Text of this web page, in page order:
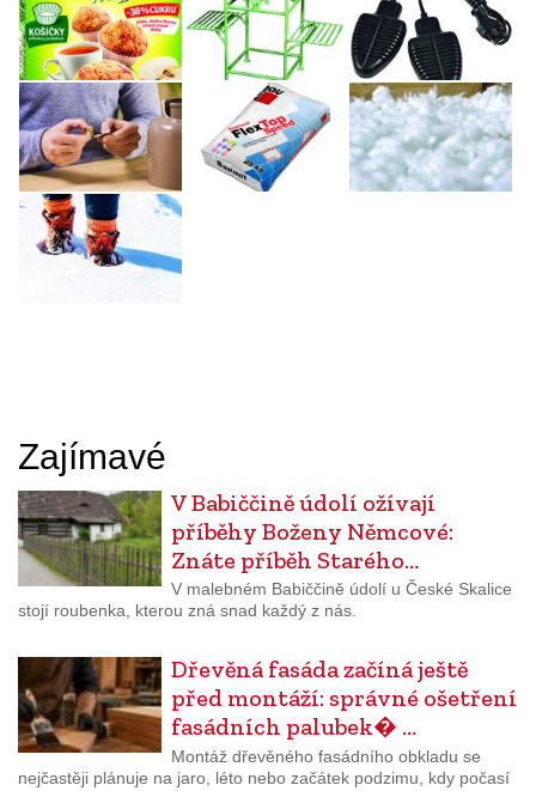
Zajímavé
V Babiččině údolí ožívají
příběhy Boženy Němcové:
Znáte příběh Starého…
V malebném Babiččině údolí u České Skalice
stojí roubenka, kterou zná snad každý z nás.
Dřevěná fasáda začíná ještě
před montáží: správné ošetření
fasádních palubek� …
Montáž dřevěného fasádního obkladu se
nejčastěji plánuje na jaro, léto nebo začátek podzimu, kdy počasí